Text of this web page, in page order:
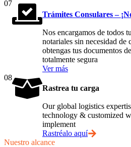
07
Trámites Consulares –
Nos encargamos de todos
notariales sin necesidad de
obtengas tus documentos
totalmente segura
Ver más
08
Rastrea tu carga
Our global logistics
technology & customized
implement
Rastréalo aquí
Nuestro alcance